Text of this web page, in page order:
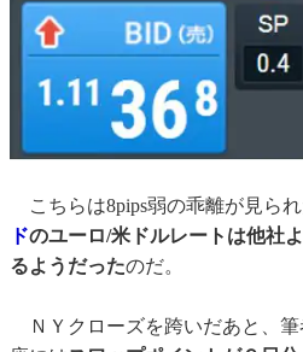
こちらは8pips弱の乖離が見ら
ドのユーロ/米ドルレートは他社
るようだったのだ。
ＮＹクローズを跨いだあと、筆